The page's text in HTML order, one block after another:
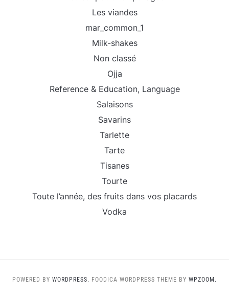
Les viandes
mar_common_1
Milk-shakes
Non classé
Ojja
Reference & Education, Language
Salaisons
Savarins
Tarlette
Tarte
Tisanes
Tourte
Toute l’année, des fruits dans vos placards
Vodka
POWERED BY WORDPRESS. FOODICA WORDPRESS THEME BY WPZOOM.